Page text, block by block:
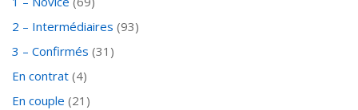
2 – Intermédiaires (93)
3 – Confirmés (31)
En contrat (4)
En couple (21)